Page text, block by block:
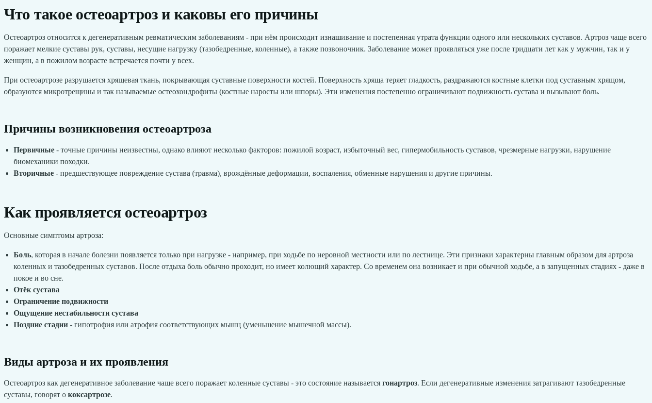
Что такое остеоартроз и каковы его причины
Остеоартроз относится к дегенеративным ревматическим заболеваниям - при нём происходит изнашивание и постепенная утрата функции одного или нескольких суставов. Артроз чаще всего
поражает мелкие суставы рук, суставы, несущие нагрузку (тазобедренные, коленные), а также позвоночник. Заболевание может проявляться уже после тридцати лет как у мужчин, так и у
женщин, а в пожилом возрасте встречается почти у всех.
При остеоартрозе разрушается хрящевая ткань, покрывающая суставные поверхности костей. Поверхность хряща теряет гладкость, раздражаются костные клетки под суставным хрящом,
образуются микротрещины и так называемые остеохондрофиты (костные наросты или шпоры). Эти изменения постепенно ограничивают подвижность сустава и вызывают боль.
Причины возникновения остеоартроза
Первичные - точные причины неизвестны, однако влияют несколько факторов: пожилой возраст, избыточный вес, гипермобильность суставов, чрезмерные нагрузки, нарушение
биомеханики походки.
Вторичные - предшествующее повреждение сустава (травма), врождённые деформации, воспаления, обменные нарушения и другие причины.
Как проявляется остеоартроз
Основные симптомы артроза:
Боль, которая в начале болезни появляется только при нагрузке - например, при ходьбе по неровной местности или по лестнице. Эти признаки характерны главным образом для артроза
коленных и тазобедренных суставов. После отдыха боль обычно проходит, но имеет колющий характер. Со временем она возникает и при обычной ходьбе, а в запущенных стадиях - даже в
покое и во сне.
Отёк сустава
Ограничение подвижности
Ощущение нестабильности сустава
Поздние стадии - гипотрофия или атрофия соответствующих мышц (уменьшение мышечной массы).
Виды артроза и их проявления
Остеоартроз как дегенеративное заболевание чаще всего поражает коленные суставы - это состояние называется гонартроз. Если дегенеративные изменения затрагивают тазобедренные
суставы, говорят о коксартрозе.